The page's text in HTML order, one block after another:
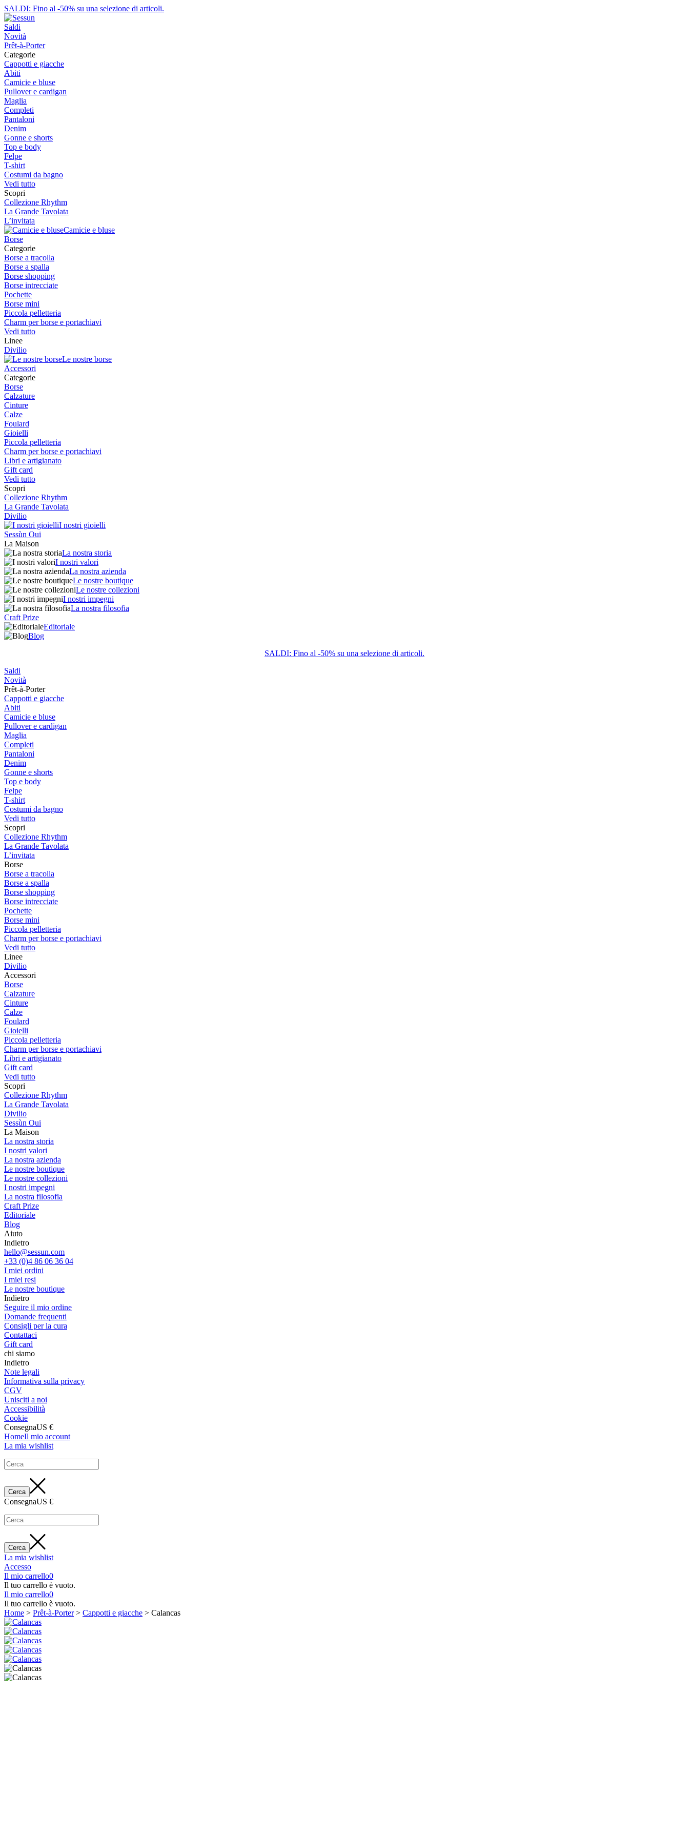
SALDI: Fino al -50% su una selezione di articoli.
Saldi
Novità
Prêt-à-Porter
Categorie
Cappotti e giacche
Abiti
Camicie e bluse
Pullover e cardigan
Maglia
Completi
Pantaloni
Denim
Gonne e shorts
Top e body
Felpe
T-shirt
Costumi da bagno
Vedi tutto
Scopri
Collezione Rhythm
La Grande Tavolata
L’invitata
Camicie e bluse
Borse
Categorie
Borse a tracolla
Borse a spalla
Borse shopping
Borse intrecciate
Pochette
Borse mini
Piccola pelletteria
Charm per borse e portachiavi
Vedi tutto
Linee
Divilio
Le nostre borse
Accessori
Categorie
Borse
Calzature
Cinture
Calze
Foulard
Gioielli
Piccola pelletteria
Charm per borse e portachiavi
Libri e artigianato
Gift card
Vedi tutto
Scopri
Collezione Rhythm
La Grande Tavolata
Divilio
I nostri gioielli
Sessùn Oui
La Maison
La nostra storia
I nostri valori
La nostra azienda
Le nostre boutique
Le nostre collezioni
I nostri impegni
La nostra filosofia
Craft Prize
Editoriale
Blog
SALDI: Fino al -50% su una selezione di articoli.
Saldi
Novità
Prêt-à-Porter
Cappotti e giacche
Abiti
Camicie e bluse
Pullover e cardigan
Maglia
Completi
Pantaloni
Denim
Gonne e shorts
Top e body
Felpe
T-shirt
Costumi da bagno
Vedi tutto
Scopri
Collezione Rhythm
La Grande Tavolata
L’invitata
Borse
Borse a tracolla
Borse a spalla
Borse shopping
Borse intrecciate
Pochette
Borse mini
Piccola pelletteria
Charm per borse e portachiavi
Vedi tutto
Linee
Divilio
Accessori
Borse
Calzature
Cinture
Calze
Foulard
Gioielli
Piccola pelletteria
Charm per borse e portachiavi
Libri e artigianato
Gift card
Vedi tutto
Scopri
Collezione Rhythm
La Grande Tavolata
Divilio
Sessùn Oui
La Maison
La nostra storia
I nostri valori
La nostra azienda
Le nostre boutique
Le nostre collezioni
I nostri impegni
La nostra filosofia
Craft Prize
Editoriale
Blog
Aiuto
Indietro
hello@sessun.com
+33 (0)4 86 06 36 04
I miei ordini
I miei resi
Le nostre boutique
Indietro
Seguire il mio ordine
Domande frequenti
Consigli per la cura
Contattaci
Gift card
chi siamo
Indietro
Note legali
Informativa sulla privacy
CGV
Unisciti a noi
Accessibilità
Cookie
ConsegnaUS €
HomeIl mio account
La mia wishlist
ConsegnaUS €
La mia wishlist
Accesso
Il mio carrello0
Il tuo carrello è vuoto.
Il mio carrello0
Il tuo carrello è vuoto.
Home > Prêt-à-Porter> Cappotti e giacche > Calancas